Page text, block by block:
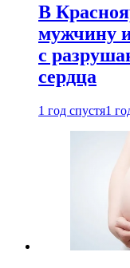
В
мужчину
с
сердца
1 год спустя1